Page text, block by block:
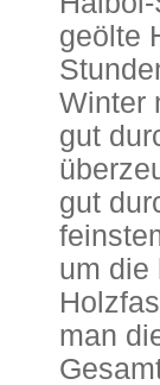
geölte
Winter
gut
gut
um die
man